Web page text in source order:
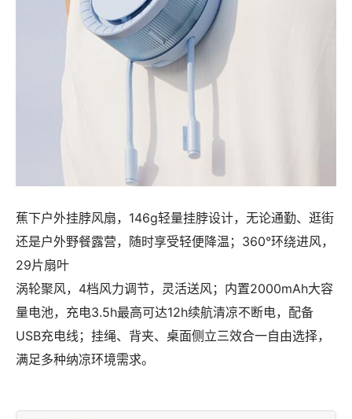
蕉下户外挂脖风扇，146g轻量挂脖设计，无论通勤、逛街
还是户外野餐露营，随时享受轻便降温；360°环绕进风，
29片扇叶
涡轮聚风，4档风力调节，灵活送风；内置2000mAh大容
量电池，充电3.5h最高可达12h续航清凉不断电，配备
USB充电线；挂绳、背夹、桌面侧立三效合一自由选择，
满足多种纳凉环境需求。